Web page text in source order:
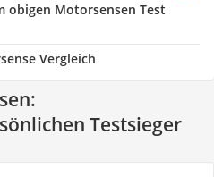
obigen Motorsensen Test
Vergleich
Testsieger